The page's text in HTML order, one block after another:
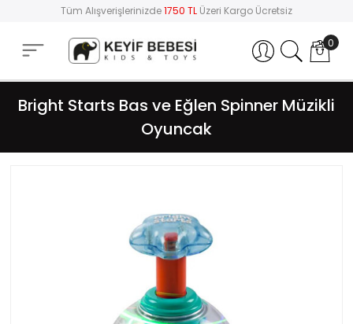
Tüm Alışverişlerinizde1750 TL Üzeri Kargo Ücretsiz
Hesabım 0
Bright Starts Bas ve Eğlen Spinner Müzikli
Oyuncak